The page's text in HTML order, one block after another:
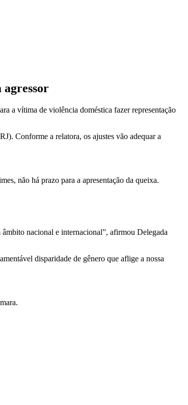
a vítima de violência doméstica fazer representação
Conforme a relatora, os ajustes vão adequar a
não há prazo para a apresentação da queixa.
nacional e internacional”, afirmou Delegada
disparidade de gênero que aflige a nossa